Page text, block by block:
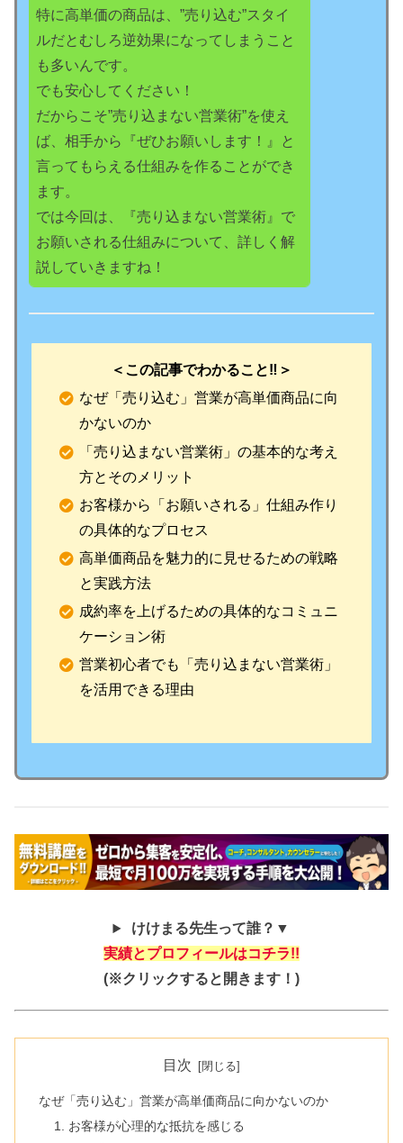
特に高単価の商品は、”売り込む”スタイ
ルだとむしろ逆効果になってしまうこと
も多いんです。
でも安心してください！
だからこそ”売り込まない営業術”を使え
ば、相手から『ぜひお願いします！』と
言ってもらえる仕組みを作ることができ
ます。
では今回は、『売り込まない営業術』で
お願いされる仕組みについて、詳しく解
説していきますね！
＜この記事でわかること‼️＞
なぜ「売り込む」営業が高単価商品に向
かないのか
「売り込まない営業術」の基本的な考え
方とそのメリット
お客様から「お願いされる」仕組み作り
の具体的なプロセス
高単価商品を魅力的に見せるための戦略
と実践方法
成約率を上げるための具体的なコミュニ
ケーション術
営業初心者でも「売り込まない営業術」
を活用できる理由
けけまる先生って誰？▼
実績とプロフィールはコチラ!!
(※クリックすると開きます！)
目次
なぜ「売り込む」営業が高単価商品に向かないのか
1. お客様が心理的な抵抗を感じる